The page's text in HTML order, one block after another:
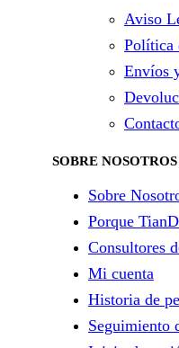
Aviso
Política
Envíos
SOBRE NOSOTROS
Sobre
Porque
Consultores
Mi cuenta
Historia de
Seguimiento